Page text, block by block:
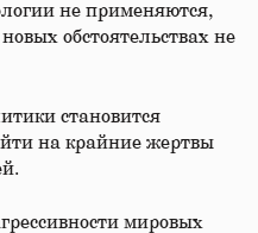
не применяются,
обстоятельствах не
становится
на крайние жертвы
мировых